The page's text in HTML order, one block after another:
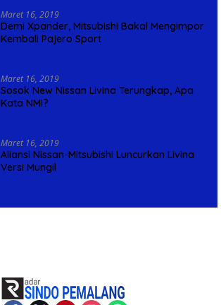
Maret 16, 2019
Demi Xpander, Mitsubishi Bakal Mengimpor
Kembali Pajero Sport
Maret 16, 2019
Sosok New Nissan Livina Terungkap, Apa
Kata NMI?
Maret 16, 2019
Aliansi Nissan-Mitsubishi Luncurkan Livina
Versi Mungil